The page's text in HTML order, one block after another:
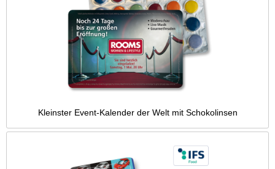
Kleinster Event-Kalender der Welt mit Schokolinsen